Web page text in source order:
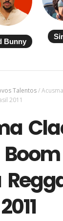
Bunny
Talentos/
2011